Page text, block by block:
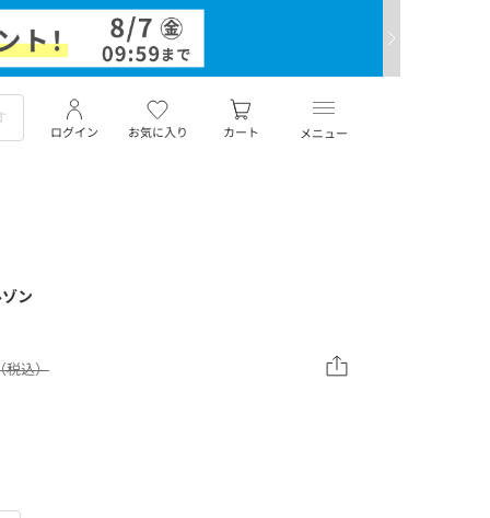
メニュー
お気に入り
ログイン カート
ン
税込）